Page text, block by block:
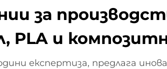
за
PLA и
експертиза, предлага